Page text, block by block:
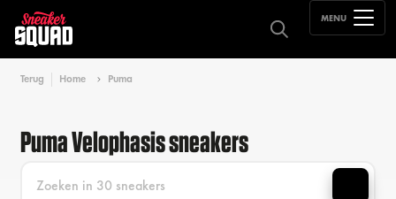
MENU
Terug Home Puma
Puma Velophasis sneakers